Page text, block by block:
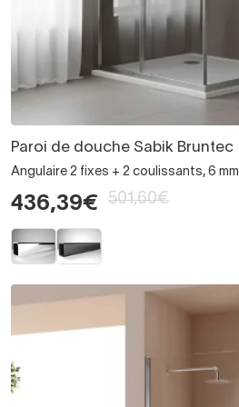
Paroi de douche Sabik Bruntec
Angulaire 2 fixes + 2 coulissants, 6 mm
436,39€ 501,60€